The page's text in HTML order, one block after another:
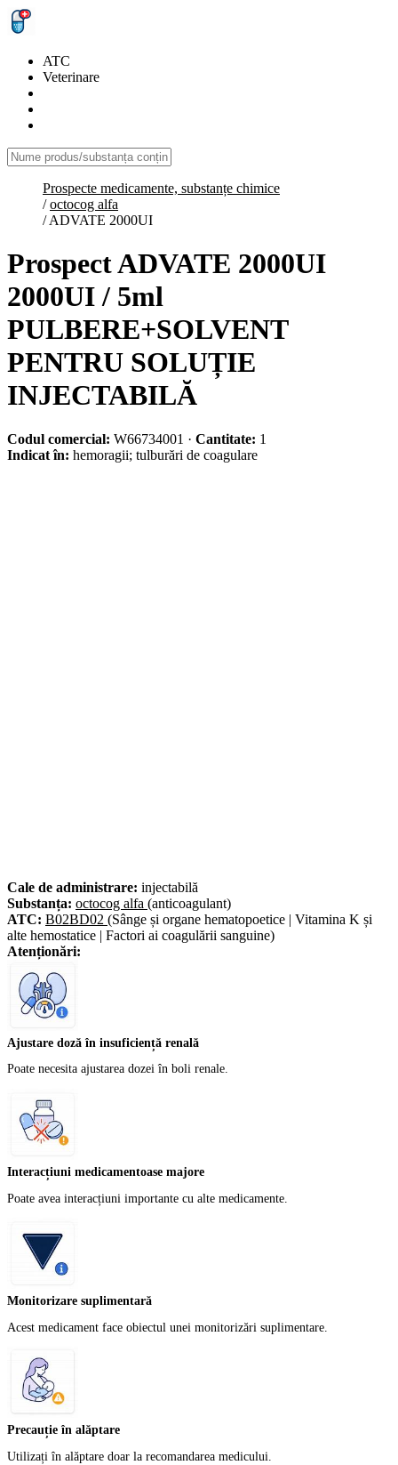
ATC
Veterinare
Prospecte medicamente, substanțe chimice
/ octocog alfa
/ ADVATE 2000UI
Prospect ADVATE 2000UI
2000UI / 5ml
PULBERE+SOLVENT
PENTRU SOLUȚIE
INJECTABILĂ
Codul comercial: W66734001 · Cantitate: 1
Indicat în: hemoragii; tulburări de coagulare
Cale de administrare: injectabilă
Substanța: octocog alfa (anticoagulant)
ATC: B02BD02 (Sânge și organe hematopoetice | Vitamina K și
alte hemostatice | Factori ai coagulării sanguine)
Atenționări:
Ajustare doză în insuficiență renală
Poate necesita ajustarea dozei în boli renale.
Interacțiuni medicamentoase majore
Poate avea interacțiuni importante cu alte medicamente.
Monitorizare suplimentară
Acest medicament face obiectul unei monitorizări suplimentare.
Precauție în alăptare
Utilizați în alăptare doar la recomandarea medicului.